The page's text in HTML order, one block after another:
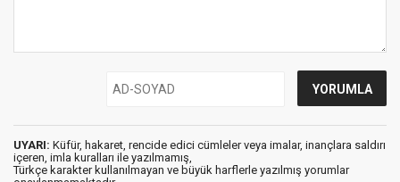
UYARI: Küfür, hakaret, rencide edici cümleler veya imalar, inançlara saldırı
içeren, imla kuralları ile yazılmamış,
Türkçe karakter kullanılmayan ve büyük harflerle yazılmış yorumlar